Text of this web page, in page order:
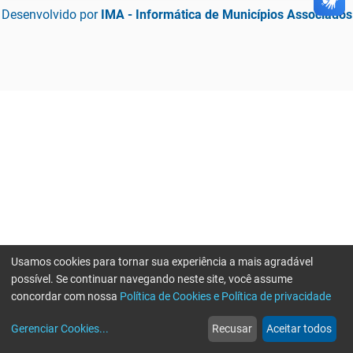
Desenvolvido por IMA - Informática de Municípios Associados
web
Notícias
more_horiz
Mais
Usamos cookies para tornar sua experiência a mais agradável
possível. Se continuar navegando neste site, você assume
concordar com nossa Política de Cookies e Política de privacidade
Gerenciar Cookies... Recusar Aceitar todos